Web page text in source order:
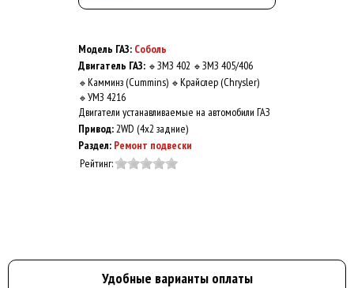
Модель ГАЗ: Соболь
Двигатель ГАЗ: 🔹 ЗМЗ 402 🔹 ЗМЗ 405/406
🔹 Камминз (Cummins) 🔹 Крайслер (Chrysler)
🔹 УМЗ 4216
Двигатели устанавливаемые на автомобили ГАЗ
Привод:2WD (4x2 задние)
Раздел: Ремонт подвески
Рейтинг:
Удобные варианты оплаты